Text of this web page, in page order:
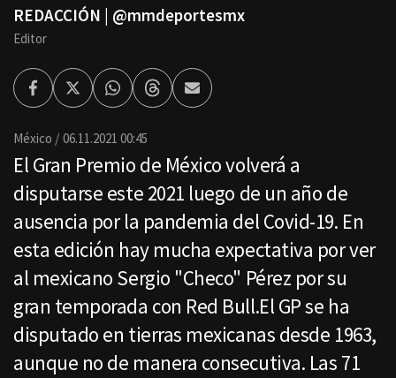
REDACCIÓN | @mmdeportesmx
Editor
FacebookTwitterWhatsappThreadsEnviar
por
México 06.11.2021 00:45
El Gran Premio de México volverá a
disputarse este 2021 luego de un año de
ausencia por la pandemia del Covid-19. En
esta edición hay mucha expectativa por ver
al mexicano Sergio "Checo" Pérez por su
gran temporada con Red Bull.El GP se ha
disputado en tierras mexicanas desde 1963,
aunque no de manera consecutiva. Las 71